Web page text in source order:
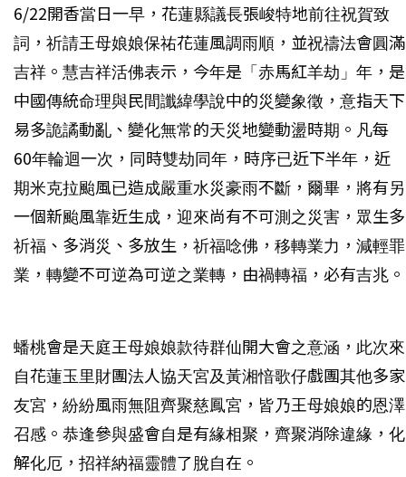
6/22開香當日一早，花蓮縣議長張峻特地前往祝賀致
詞，祈請王母娘娘保祐花蓮風調雨順，並祝禱法會圓滿
吉祥。慧吉祥活佛表示，今年是「赤馬紅羊劫」年，是
中國傳統命理與民間讖緯學說中的災變象徵，意指天下
易多詭譎動亂、變化無常的天災地變動盪時期。凡每
60年輪迴一次，同時雙劫同年，時序已近下半年，近
期米克拉颱風已造成嚴重水災豪雨不斷，爾畢，將有另
一個新颱風靠近生成，迎來尚有不可測之災害，眾生多
祈福、多消災、多放生，祈福唸佛，移轉業力，減輕罪
業，轉變不可逆為可逆之業轉，由禍轉福，必有吉兆。
蟠桃會是天庭王母娘娘款待群仙開大會之意涵，此次來
自花蓮玉里財團法人協天宮及黃湘愔歌仔戲團其他多家
友宮，紛紛風雨無阻齊聚慈鳳宮，皆乃王母娘娘的恩澤
召感。恭逢參與盛會自是有緣相聚，齊聚消除違緣，化
解化厄，招祥納福靈體了脫自在。